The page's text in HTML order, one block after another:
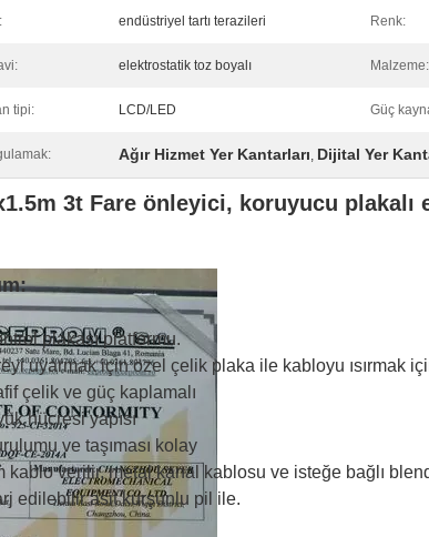
endüstriyel tartı terazileri Renk:
elektrostatik toz boyalı Malzeme:
tipi: LCD/LED Güç
Ağır Hizmet Yer Kantarları, Dijital Yer
3t Fare önleyici, koruyucu
plakası platformu.
uyarmak için özel çelik plaka ile kabloyu ısırmak
çelik ve güç kaplamalı
hücresi yapısı
ve taşıması kolay
kablo verilir, metal kanal kablosu ve isteğe bağlı
edilebilir asit kurşunlu pil ile.